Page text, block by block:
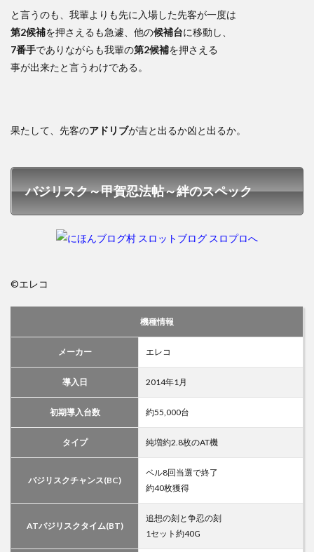
と言うのも、我輩よりも先に入場した先客が一度は
第2候補を押さえるも急遽、他の候補台に移動し、
7番手でありながらも我輩の第2候補を押さえる
事が出来たと言うわけである。
果たして、先客のアドリブが吉と出るか凶と出るか。
バジリスク～甲賀忍法帖～絆のスペック
©エレコ
機種情報
メーカー エレコ
導入日 2014年1月
初期導入台数 約55,000台
タイプ 純増約2.8枚のAT機
バジリスクチャンス(BC)
ベル8回当選で終了
約40枚獲得
ATバジリスクタイム(BT)
追想の刻と争忍の刻
1セット約40G